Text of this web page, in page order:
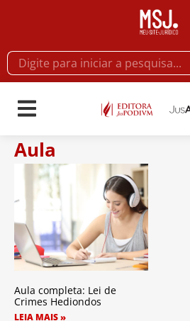
Aula
Aula completa: Lei de
Crimes Hediondos
LEIA MAIS »